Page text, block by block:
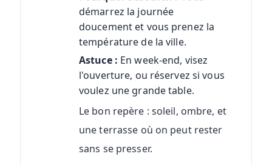
démarrez la journée
doucement et vous prenez la
température de la ville.
Astuce : En week-end, visez
l'ouverture, ou réservez si vous
voulez une grande table.
Le bon repère : soleil, ombre, et
une terrasse où on peut rester
sans se presser.